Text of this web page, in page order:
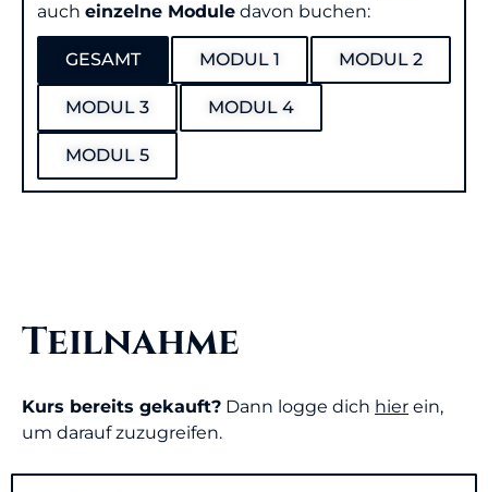
auch einzelne Module davon buchen:
GESAMT MODUL 1 MODUL 2
MODUL 3 MODUL 4
MODUL 5
Teilnahme
Kurs bereits gekauft? Dann logge dich hier ein,
um darauf zuzugreifen.